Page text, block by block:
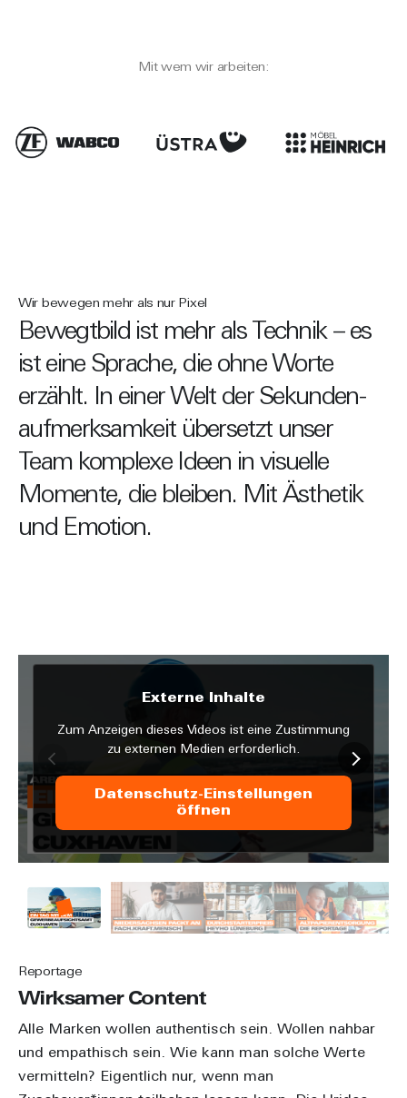
Mit wem wir arbeiten:
Wir bewegen mehr als nur Pixel
Bewegtbild ist mehr als Technik – es
ist eine Sprache, die ohne Worte
erzählt. In einer Welt der Sekunden­
aufmerksamkeit übersetzt unser
Team komplexe Ideen in visuelle
Momente, die bleiben. Mit Ästhetik
und Emotion.
Externe Inhalte
Zum Anzeigen dieses Videos ist eine Zustimmung
zu externen Medien erforderlich.
Datenschutz-Einstellungen
öffnen
Reportage
Wirksamer Content
Alle Marken wollen authentisch sein. Wollen nahbar
und empathisch sein. Wie kann man solche Werte
vermitteln? Eigentlich nur, wenn man